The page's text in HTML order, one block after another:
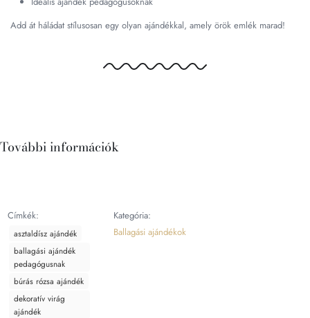
Add át háládat stílusosan egy olyan ajándékkal, amely örök emlék marad!
További információk
Címkék:
asztaldísz ajándék
ballagási ajándék
pedagógusnak
búrás rózsa ajándék
dekoratív virág
ajándék
Kategória:
Ballagási ajándékok